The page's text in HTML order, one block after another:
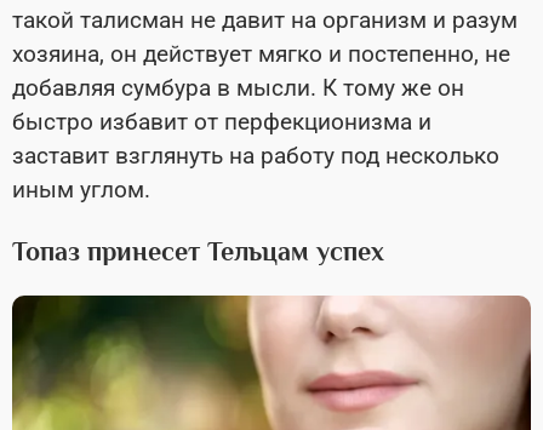
такой талисман не давит на организм и разум
хозяина, он действует мягко и постепенно, не
добавляя сумбура в мысли. К тому же он
быстро избавит от перфекционизма и
заставит взглянуть на работу под несколько
иным углом.
Топаз принесет Тельцам успех